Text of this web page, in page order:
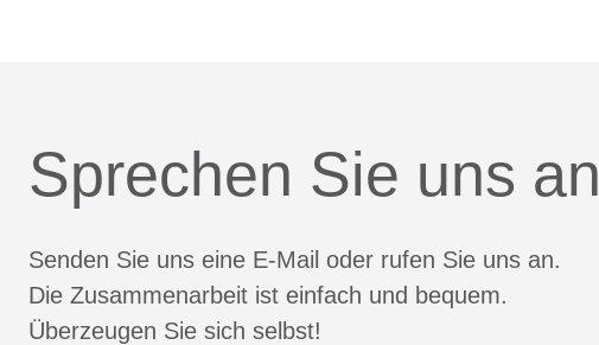
Sprechen Sie uns an
Senden Sie uns eine E-Mail oder rufen Sie uns an.
Die Zusammenarbeit ist einfach und bequem.
Überzeugen Sie sich selbst!